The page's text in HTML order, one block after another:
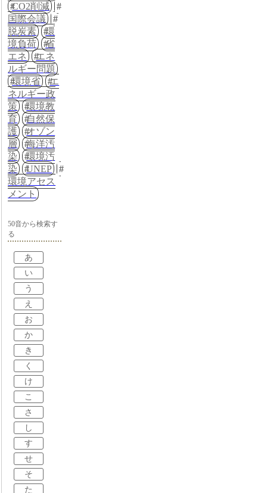
CO2削減
国際会議
脱炭素
環
境負荷
省
エネ
エネ
ルギー問題
環境省
エ
ネルギー政
策
環境教
育
自然保
護
オゾン
層
海洋汚
染
環境汚
染
UNEP
環境アセス
メント
50音から検索す
る
あ
い
う
え
お
か
き
く
け
こ
さ
し
す
せ
そ
た